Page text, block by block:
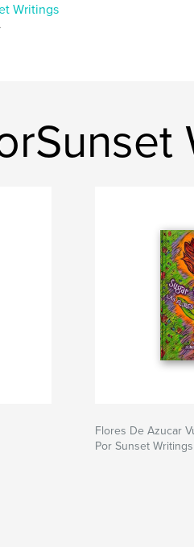
Writings
Flores De Azucar
Por Sunset Writings